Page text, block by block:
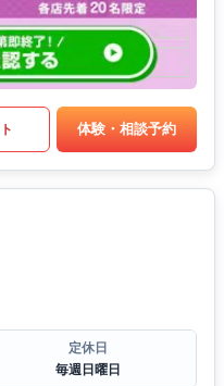
体験・相談予約
定休日
毎週日曜日